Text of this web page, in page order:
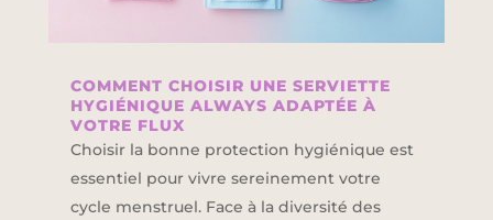
COMMENT CHOISIR UNE SERVIETTE
HYGIÉNIQUE ALWAYS ADAPTÉE À
VOTRE FLUX
Choisir la bonne protection hygiénique est
essentiel pour vivre sereinement votre
cycle menstruel. Face à la diversité des